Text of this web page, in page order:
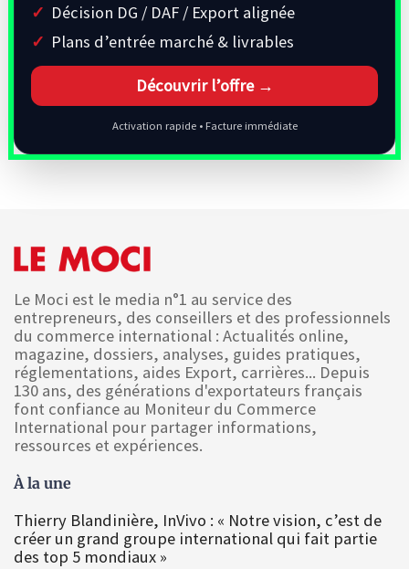
Décision DG / DAF / Export alignée
Plans d’entrée marché & livrables
Découvrir l’offre →
Activation rapide • Facture immédiate
Le Moci est le media n°1 au service des
entrepreneurs, des conseillers et des professionnels
du commerce international : Actualités online,
magazine, dossiers, analyses, guides pratiques,
réglementations, aides Export, carrières... Depuis
130 ans, des générations d'exportateurs français
font confiance au Moniteur du Commerce
International pour partager informations,
ressources et expériences.
À la une
Thierry Blandinière, InVivo : « Notre vision, c’est de
créer un grand groupe international qui fait partie
des top 5 mondiaux »